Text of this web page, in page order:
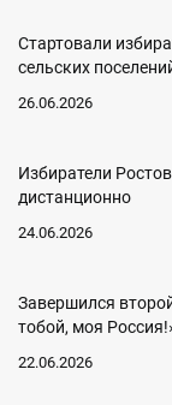
Стартовали
сельских
26.06.2026
Избиратели
дистанционно
24.06.2026
Завершился
тобой, моя
22.06.2026